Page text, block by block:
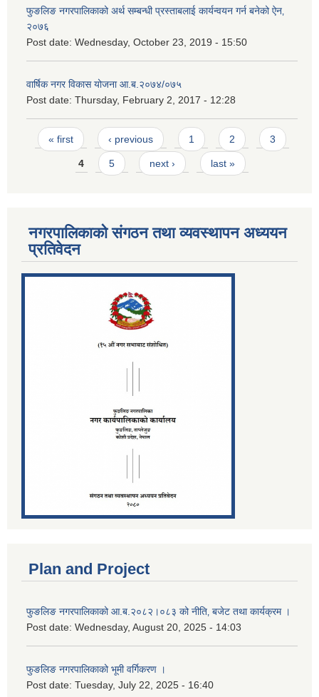
फुङलिङ नगरपालिकाको अर्थ सम्बन्धी प्रस्ताबलाई कार्यन्वयन गर्न बनेको ऐन‚
२०७६
Post date: Wednesday, October 23, 2019 - 15:50
वार्षिक नगर विकास योजना आ.ब.२०७४/०७५
Post date: Thursday, February 2, 2017 - 12:28
Pages
« first ‹ previous 1 2 3
4 5 next › last »
नगरपालिकाको संगठन तथा व्यवस्थापन अध्ययन
प्रतिवेदन
Plan and Project
फुङलिङ नगरपालिकाको आ.ब.२०८२।०८३ को नीति‚ बजेट तथा कार्यक्रम ।
Post date: Wednesday, August 20, 2025 - 14:03
फुङलिङ नगरपालिकाको भूमी वर्गिकरण ।
Post date: Tuesday, July 22, 2025 - 16:40